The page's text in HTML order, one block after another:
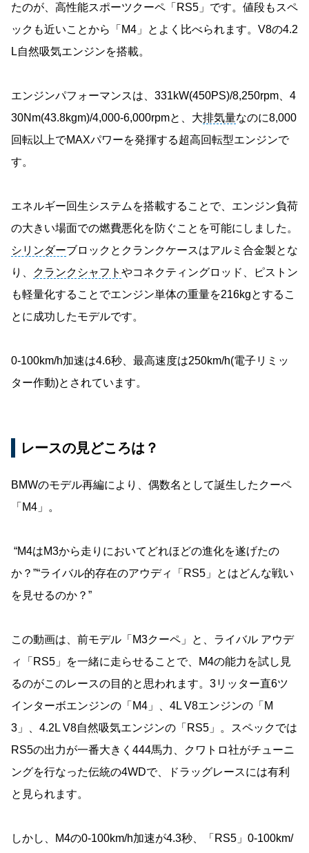
たのが、高性能スポーツクーペ「RS5」です。値段もスペ
ックも近いことから「M4」とよく比べられます。V8の4.2
L自然吸気エンジンを搭載。
エンジンパフォーマンスは、331kW(450PS)/8,250rpm、4
30Nm(43.8kgm)/4,000-6,000rpmと、大排気量なのに8,000
回転以上でMAXパワーを発揮する超高回転型エンジンで
す。
エネルギー回生システムを搭載することで、エンジン負荷
の大きい場面での燃費悪化を防ぐことを可能にしました。
シリンダーブロックとクランクケースはアルミ合金製とな
り、
クランクシャフト やコネクティングロッド、ピストン
も軽量化することでエンジン単体の重量を216kgとするこ
とに成功したモデルです。
0-100km/h加速は4.6秒、最高速度は250km/h(電子リミッ
ター作動)とされています。
レースの見どころは？
BMWのモデル再編により、偶数名として誕生したクーペ
「M4」。
“M4はM3から走りにおいてどれほどの進化を遂げたの
か？”“ライバル的存在のアウディ「RS5」とはどんな戦い
を見せるのか？”
この動画は、前モデル「M3クーペ」と、ライバル アウデ
ィ「RS5」を一緒に走らせることで、M4の能力を試し見
るのがこのレースの目的と思われます。3リッター直6ツ
インターボエンジンの「M4」、4L V8エンジンの「M
3」、4.2L V8自然吸気エンジンの「RS5」。スペックでは
RS5の出力が一番大きく444馬力、クワトロ社がチューニ
ングを行なった伝統の4WDで、ドラッグレースには有利
と見られます。
しかし、M4の0-100km/h加速が4.3秒、「RS5」0-100km/